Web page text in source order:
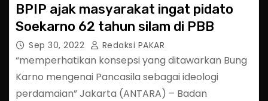
BPIP ajak masyarakat ingat pidato
Soekarno 62 tahun silam di PBB
Sep 30, 2022 Redaksi PAKAR
“memperhatikan konsepsi yang ditawarkan Bung
Karno mengenai Pancasila sebagai ideologi
perdamaian” Jakarta (ANTARA) – Badan